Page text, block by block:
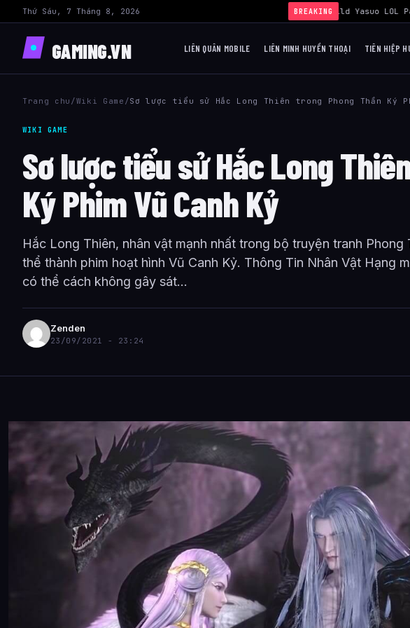
Thứ Sáu, 7 Tháng 8, 2026 BREAKING
› Build Yasuo LOL
GAMING.VN LIÊN QUÂN MOBILE LIÊN MINH HUYỀN THOẠI TIÊN HIỆP
Trang chu /Wiki Game /Sơ lược tiểu sử Hắc Long Thiên trong Phong Thần Ký
WIKI GAME
Sơ lược tiểu sử Hắc Long
Ký Phim Vũ Canh Kỷ
Hắc Long Thiên, nhân vật mạnh nhất trong bộ truyện tranh Phong
thể thành phim hoạt hình Vũ Canh Kỷ. Thông Tin Nhân Vật Hạng
có thể cách không gây sát...
Zenden
23/09/2021 - 23:24